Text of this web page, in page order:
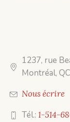
1237, rue
Montréal,
Nous écrire
Tél.:1-514-